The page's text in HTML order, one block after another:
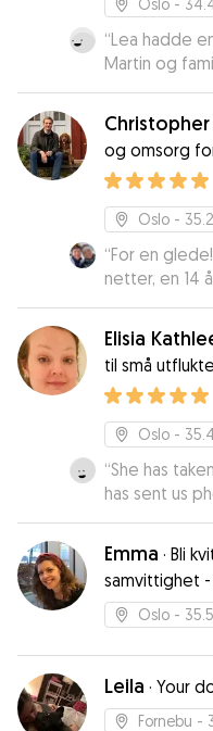
Oslo -
“Lea hadde
Martin og
at hun hadde
Christopher
og omsorg
Oslo -
“For en
netter, en 14
Christopher
dette til en
varmt
å bruke og
trygghet for
klart anbefale
Elisia
til små
Oslo -
“She has
has sent us
condition
Emma · Bli
samvittighet
Oslo -
Leila · Your
Fornebu -